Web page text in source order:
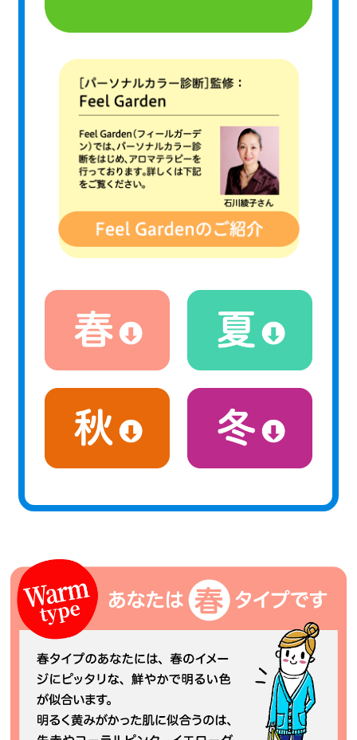
(春) 、 (夏) 、
(秋) 、 (冬)